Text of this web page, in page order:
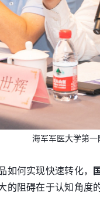
海军军医大学第
如何实现快速转化，
的阻碍在于认知角度